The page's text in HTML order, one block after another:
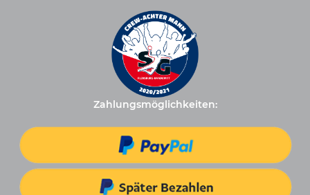
Zahlungsmöglichkeiten: